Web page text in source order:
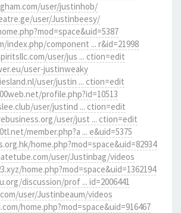
user/justinhob/
user/Justinbeesy/
component ... r&id=21998
user/jus ... ction=edit
user-justinweaky
user/justin ... ction=edit
profile.php?id=10513
user/justind ... ction=edit
user/just ... ction=edit
member.php?a ... e&uid=5375
home.php?mod=space&uid=82934
user/Justinbag/videos
home.php?mod=space&uid=1362194
discussion/prof ... id=2006441
user/Justinbeaum/videos
home.php?mod=space&uid=916467